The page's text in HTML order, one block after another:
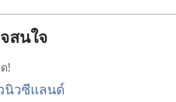
สนใจ
!
นิวซีแลนด์